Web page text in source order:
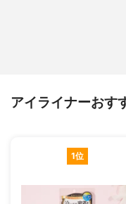
アイライナーおす
1位